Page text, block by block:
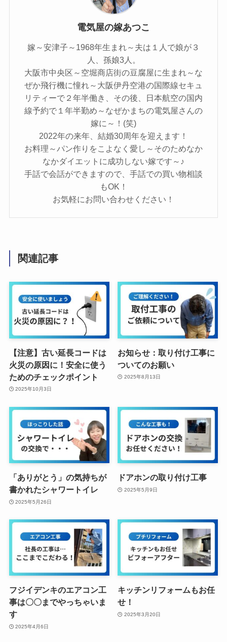
電気屋の嫁あつこ
嫁～安津子～1968年生まれ～夫は１人で娘が３
人、孫娘3人。
大阪市中央区～空堀商店街の豆腐屋に生まれ～な
ぜか飛行機に憧れ～大阪伊丹空港の国際線セキュ
リティーで２年半働き、その後、日本航空の国内
線予約で１年半勤め～なぜかまちの電気屋さんの
嫁に～！(笑)
2022年の来年、結婚30周年を迎えます！
お料理～パン作りをこよなく愛し～そのためなか
なかダイエットに成功しない嫁です～♪
手話で会話ができますので、手話での買い物相談
もOK！
お気軽にお問い合わせください！
関連記事
【注意】古い延長コードは
火災の原因に！安全に使う
ためのチェックポイント
2025年10月3日
お知らせ：取り付け工事に
ついてのお願い
2025年8月13日
「ありがとう」の気持ちが
書かれたシャワートイレ
2025年5月26日
ドアホンの取り付け工事
2025年5月9日
フジイデンキのエアコン工
事は〇〇までやっちゃいま
す
2025年4月6日
キッチンリフォームもお任
せ！
2025年3月20日